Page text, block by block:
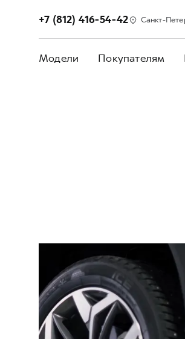
+7 (812) 416-54-42 Санкт-
Модели Покупателям